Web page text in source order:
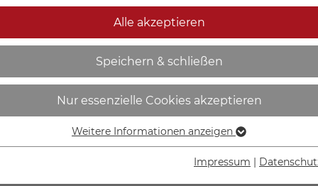
| Fahrschule
IN DEN
Lieferzeit
Alle akzeptieren
Speichern & schließen
Nur essenzielle Cookies akzeptieren
Essenzielle Cookies werden für grundlegende Funktionen der
Weitere Informationen anzeigen
Impressum